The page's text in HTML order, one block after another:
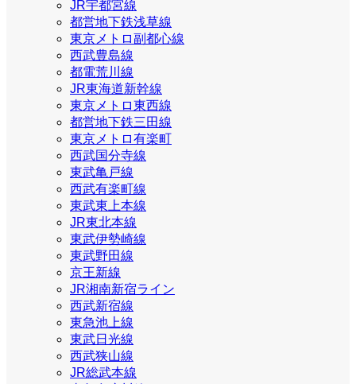
JR宇都宮線
都営地下鉄浅草線
東京メトロ副都心線
西武豊島線
都電荒川線
JR東海道新幹線
東京メトロ東西線
都営地下鉄三田線
東京メトロ有楽町
西武国分寺線
東武亀戸線
西武有楽町線
東武東上本線
JR東北本線
東武伊勢崎線
東武野田線
京王新線
JR湘南新宿ライン
西武新宿線
東急池上線
東武日光線
西武狭山線
JR総武本線